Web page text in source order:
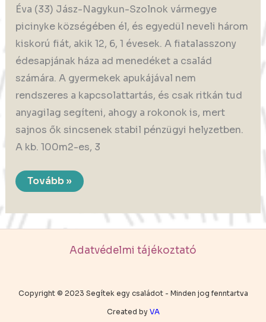
Éva (33) Jász-Nagykun-Szolnok vármegye
picinyke községében él, és egyedül neveli három
kiskorú fiát, akik 12, 6, 1 évesek. A fiatalasszony
édesapjának háza ad menedéket a család
számára. A gyermekek apukájával nem
rendszeres a kapcsolattartás, és csak ritkán tud
anyagilag segíteni, ahogy a rokonok is, mert
sajnos ők sincsenek stabil pénzügyi helyzetben.
A kb. 100m2-es, 3
Havi
61.500
próbál
megélni
Tovább »
Adatvédelmi tájékoztató
Copyright © 2023 Segítek egy családot - Minden jog fenntartva
Created by VA